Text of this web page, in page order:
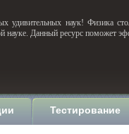
удивительных наук! Физика
науке. Данный ресурс поможет
Тестирование